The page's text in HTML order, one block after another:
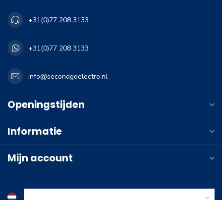
+31(0)77 208 3133
+31(0)77 208 3133
info@secondgoelectro.nl
Openingstijden
Informatie
Mijn account